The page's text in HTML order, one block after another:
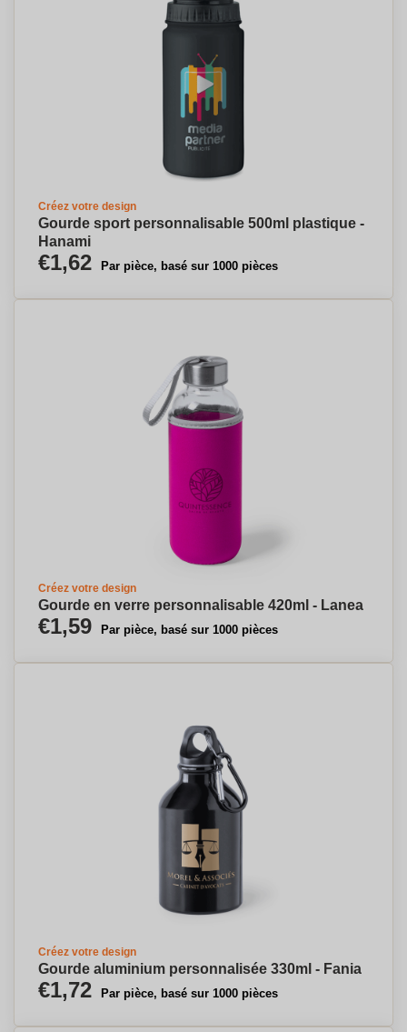
Créez votre design
Gourde sport personnalisable 500ml plastique -
Hanami
€1,62 Par pièce, basé sur 1000 pièces
Créez votre design
Gourde en verre personnalisable 420ml - Lanea
€1,59 Par pièce, basé sur 1000 pièces
Créez votre design
Gourde aluminium personnalisée 330ml - Fania
€1,72 Par pièce, basé sur 1000 pièces